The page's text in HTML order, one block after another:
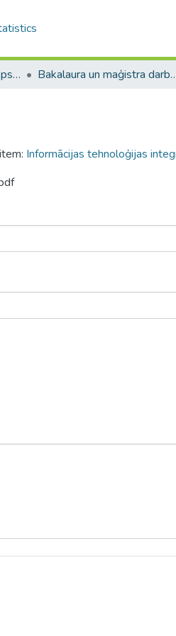
A -- Izglītības zinātņu un psiholoģijas fakultāte / Faculty of Education Sciences and Psychology Bakalaura un maģistra darbi
Informācijas tehnoloģijas